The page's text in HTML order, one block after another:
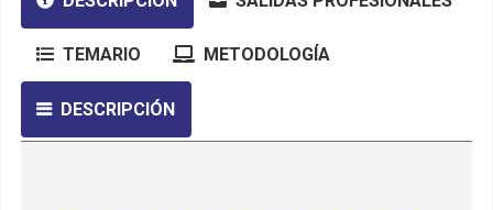
TEMARIO METODOLOGÍA
DESCRIPCIÓN